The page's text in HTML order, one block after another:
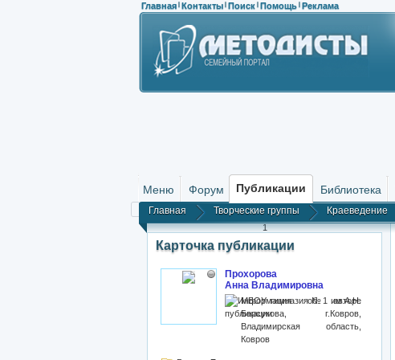
Главная | Контакты | Поиск | Помощь | Реклама
Меню Форум Публикации Библиотека
Главная Творческие группы Краеведение
1
Карточка публикации
Прохорова
Анна Владимировна
МБОУ гимназия №1 им.А.Н.
Барсукова, г.Ковров,
Владимирская область,
Ковров